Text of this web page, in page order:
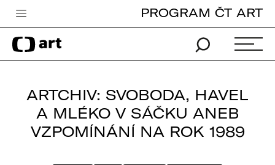
Česká televize
Zpravodajství
iVysílání
TV program
PROGRAM ČT ART
ARTCHIV: SVOBODA, HAVEL
A MLÉKO V SÁČKU ANEB
VZPOMÍNÁNÍ NA ROK 1989